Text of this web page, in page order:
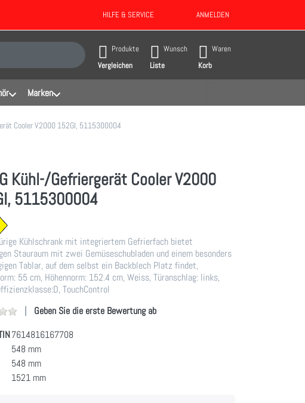
HILFE & SERVICE ANMELDEN
Ergebnisse. Drücken Sie die Eingabetaste, um alle Ergebnisse aufzurufen.
Produkte
Vergleichen
Wunsch
Liste
Waren
Korb
Marken
Cooler V2000 152GI, 5115300004
Kühl-/Gefriergerät Cooler V2000
5115300004
Kühlschrank mit integriertem Gefrierfach bietet
Stauraum mit zwei Gemüseschubladen und einem besonders
Tablar, auf dem selbst ein Backblech Platz findet,
55 cm, Höhennorm: 152.4 cm, Weiss, Türanschlag: links,
TouchControl
Geben Sie die erste Bewertung ab
7614816167708
548 mm
548 mm
1521 mm